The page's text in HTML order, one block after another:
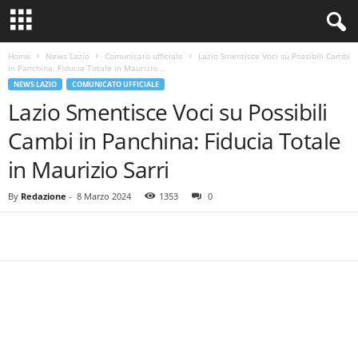
Home News Lazio Comunicato ufficiale
Lazio Smentisce Voci su Possibili Cambi
in Panchina: Fiducia Totale in Maurizio...
NEWS LAZIO COMUNICATO UFFICIALE
Lazio Smentisce Voci su Possibili
Cambi in Panchina: Fiducia Totale
in Maurizio Sarri
By Redazione - 8 Marzo 2024 1353 0